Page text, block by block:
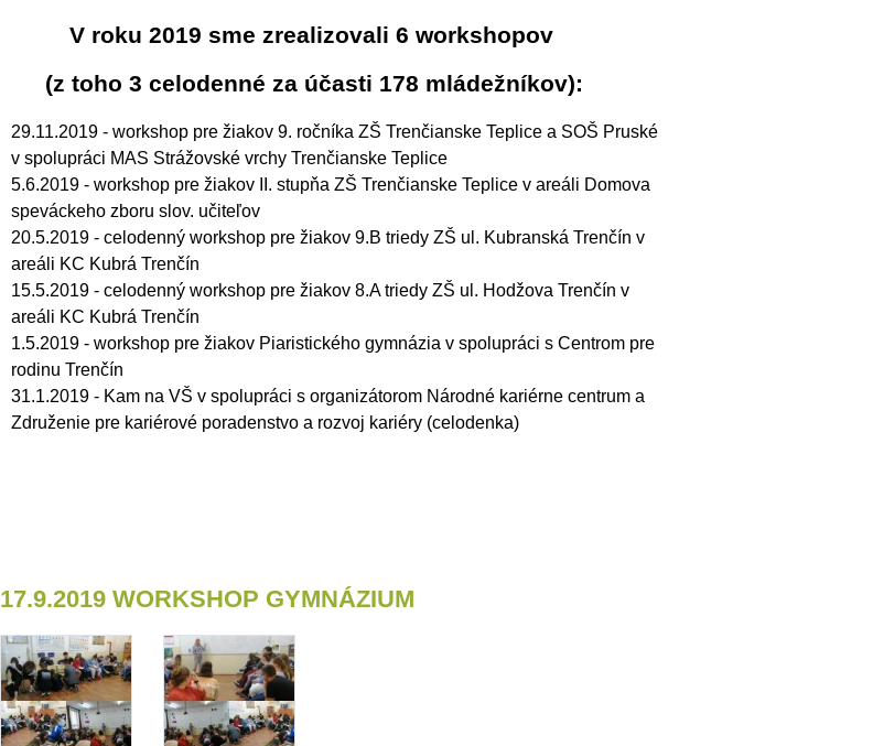
V roku 2019 sme zrealizovali 6 workshopov
(z toho 3 celodenné za účasti 178 mládežníkov):
29.11.2019 - workshop pre žiakov 9. ročníka ZŠ Trenčianske Teplice a SOŠ Pruské
v spolupráci MAS Strážovské vrchy Trenčianske Teplice
5.6.2019 - workshop pre žiakov II. stupňa ZŠ Trenčianske Teplice v areáli Domova
speváckeho zboru slov. učiteľov
20.5.2019 - celodenný workshop pre žiakov 9.B triedy ZŠ ul. Kubranská Trenčín v
areáli KC Kubrá Trenčín
15.5.2019 - celodenný workshop pre žiakov 8.A triedy ZŠ ul. Hodžova Trenčín v
areáli KC Kubrá Trenčín
1.5.2019 - workshop pre žiakov Piaristického gymnázia v spolupráci s Centrom pre
rodinu Trenčín
31.1.2019 - Kam na VŠ v spolupráci s organizátorom Národné kariérne centrum a
Združenie pre kariérové poradenstvo a rozvoj kariéry (celodenka)
17.9.2019 WORKSHOP GYMNÁZIUM